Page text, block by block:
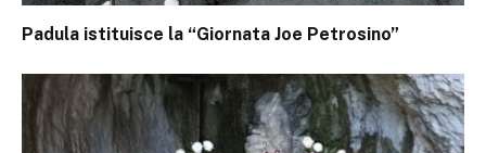
Padula istituisce la “Giornata Joe Petrosino”